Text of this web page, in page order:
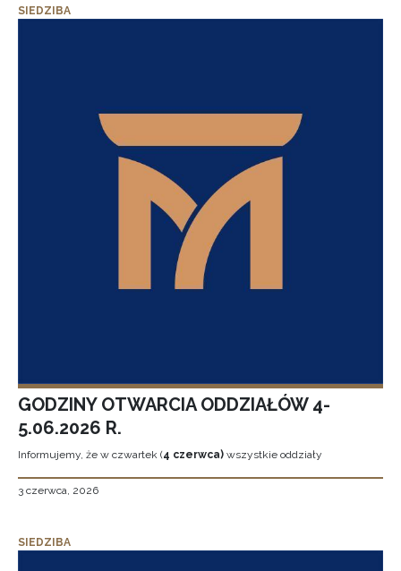
SIEDZIBA
GODZINY OTWARCIA ODDZIAŁÓW 4-
5.06.2026 R.
Informujemy, że w czwartek (4 czerwca) wszystkie oddziały
3 czerwca, 2026
SIEDZIBA